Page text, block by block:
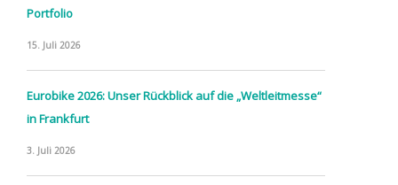
Portfolio
15. Juli 2026
Eurobike 2026: Unser Rückblick auf die „Weltleitmesse“
in Frankfurt
3. Juli 2026